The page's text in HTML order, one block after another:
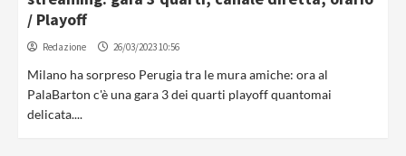
/ Playoff
Redazione 26/03/2023 10:56
Milano ha sorpreso Perugia tra le mura amiche: ora al
PalaBarton c'è una gara 3 dei quarti playoff quantomai
delicata....